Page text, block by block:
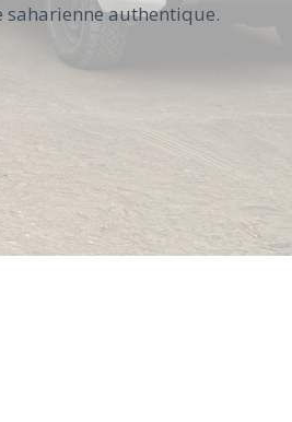
authentique.